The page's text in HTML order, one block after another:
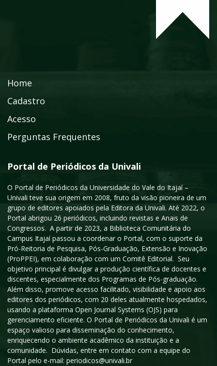
Home
Cadastro
Acesso
Perguntas Frequentes
Portal de Periódicos da Univali
O Portal de Periódicos da Universidade do Vale do Itajaí –
Univali teve sua origem em 2008, fruto da visão pioneira de um
grupo de editores apoiados pela Editora da Univali. Até 2022, o
Portal abrigou 26 periódicos, incluindo revistas e Anais de
Congressos. A partir de 2023, a Biblioteca Comunitária do
Campus Itajaí passou a coordenar o Portal, com o suporte da
Pró-Reitoria de Pesquisa, Pós-Graduação, Extensão e Inovação
(ProPPEI), em colaboração com um Comitê Editorial. Seu
objetivo principal é divulgar a produção científica de docentes e
discentes, especialmente dos Programas de Pós-graduação.
Além disso, promove acesso facilitado, visibilidade e apoio aos
editores dos periódicos, com 20 deles atualmente hospedados,
usando a plataforma Open Journal Systems (OJS) para
gerenciamento eficiente. O Portal de Periódicos da Univali é um
espaço valioso para disseminação do conhecimento,
enriquecendo o ambiente acadêmico da instituição e a
comunidade. Dúvidas, entre em contato com a equipe do
Portal pelo e-mail: periodicos@univali.br